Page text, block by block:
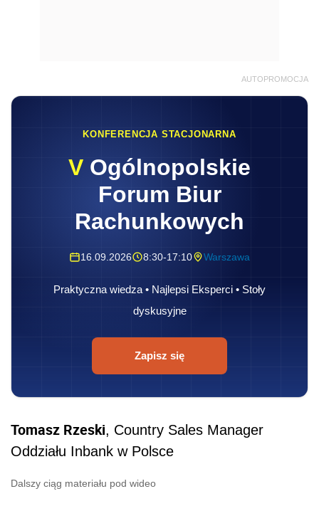
AUTOPROMOCJA
KONFERENCJA STACJONARNA
V Ogólnopolskie
Forum Biur
Rachunkowych
16.09.2026 8:30-17:10 Warszawa
Praktyczna wiedza • Najlepsi Eksperci • Stoły
dyskusyjne
Zapisz się
Tomasz Rzeski, Country Sales Manager
Oddziału Inbank w Polsce
Dalszy ciąg materiału pod wideo